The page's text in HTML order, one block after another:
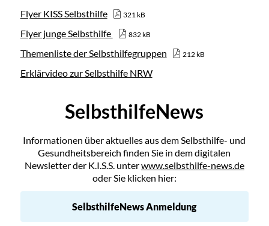
Flyer KISS Selbsthilfe
321 kB
Flyer junge Selbsthilfe 832 kB
Themenliste der Selbsthilfegruppen 212 kB
Erklärvideo zur Selbsthilfe NRW
SelbsthilfeNews
Informationen über aktuelles aus dem Selbsthilfe- und
Gesundheitsbereich finden Sie in dem digitalen
Newsletter der K.I.S.S. unterwww.selbsthilfe-news.de
oder Sie klicken hier:
SelbsthilfeNews Anmeldung